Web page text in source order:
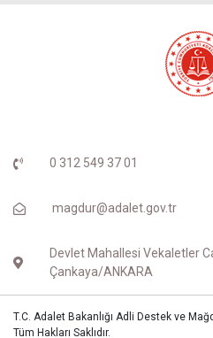
0 312 549 37 01
magdur@adalet.gov.tr
Devlet Mahallesi Vekaletler
Çankaya/ANKARA
T.C. Adalet Bakanlığı Adli Destek ve
Tüm Hakları Saklıdır.